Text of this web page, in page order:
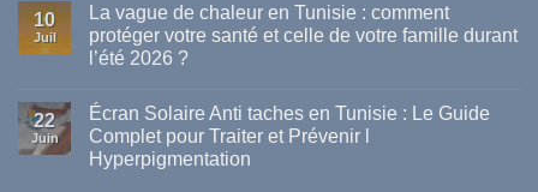
sur
meilleures
marques
disponibles
en
Tunisie
10
Juil
La vague de chaleur en Tunisie : comment
protéger votre santé et celle de votre famille durant
l’été 2026 ?
sur
La
vague
de
22
Juin
Écran Solaire Anti taches en Tunisie : Le Guide
Complet pour Traiter et Prévenir l
Hyperpigmentation